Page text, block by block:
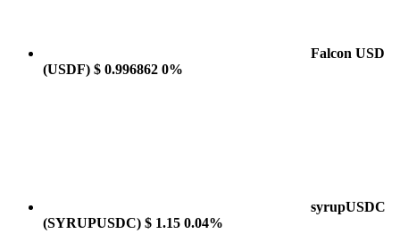
Falcon USD
(USDF) $ 0.996862 0%
syrupUSDC
(SYRUPUSDC) $ 1.15 0.04%